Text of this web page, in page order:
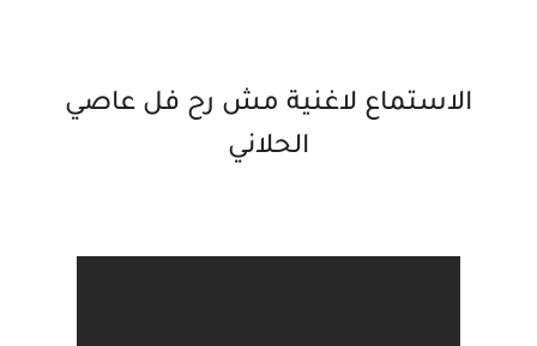
الاستماع لاغنية مش رح فل عاصي
الحلاني